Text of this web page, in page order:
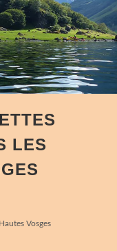
LES
Vosges